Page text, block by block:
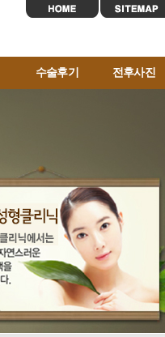
수술후기 전후사진